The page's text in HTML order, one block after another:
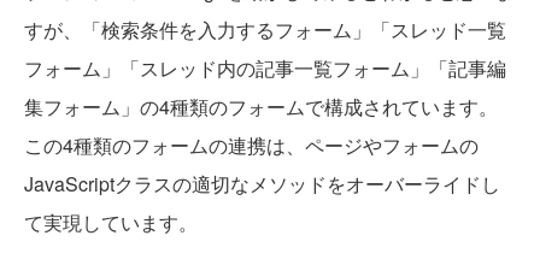
すが、「検索条件を入力するフォーム」「スレッド一覧
フォーム」「スレッド内の記事一覧フォーム」「記事編
集フォーム」の4種類のフォームで構成されています。
この4種類のフォームの連携は、ページやフォームの
JavaScriptクラスの適切なメソッドをオーバーライドし
て実現しています。